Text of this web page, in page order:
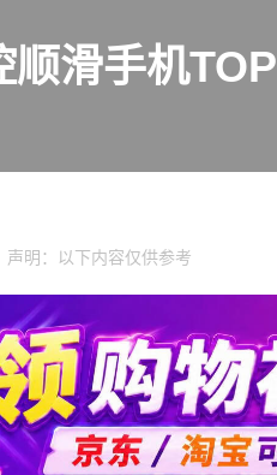
顺滑手机TOP
声明：以下内容仅供参考